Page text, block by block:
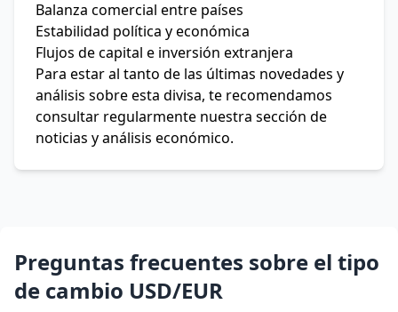
Balanza comercial entre países
Estabilidad política y económica
Flujos de capital e inversión extranjera
Para estar al tanto de las últimas novedades y
análisis sobre esta divisa, te recomendamos
consultar regularmente nuestra sección de
noticias y análisis económico.
Preguntas frecuentes sobre el tipo
de cambio USD/EUR